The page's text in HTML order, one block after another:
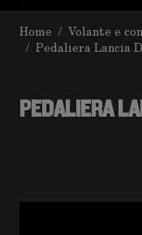
Home / Volante e
/ Pedaliera Lancia
PEDALIERA